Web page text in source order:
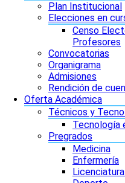
Plan Institucional
Elecciones en
Censo
Profesores
Convocatorias
Organigrama
Admisiones
Rendición de
Oferta Académica
Técnicos y
Tecnología
Pregrados
Medicina
Enfermería